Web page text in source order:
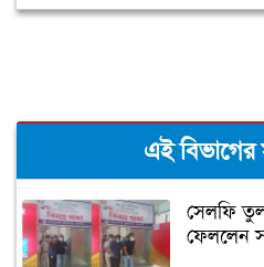
এই বিভাগের
সেলফি
ফেললেন